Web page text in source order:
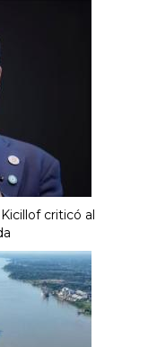
criticó al